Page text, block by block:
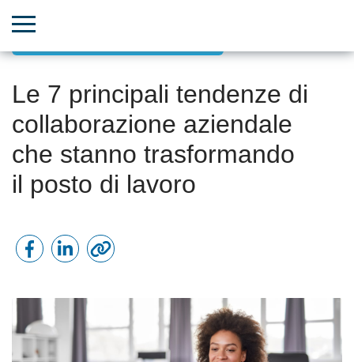
Le 7 principali tendenze di
collaborazione aziendale
che stanno trasformando
il posto di lavoro